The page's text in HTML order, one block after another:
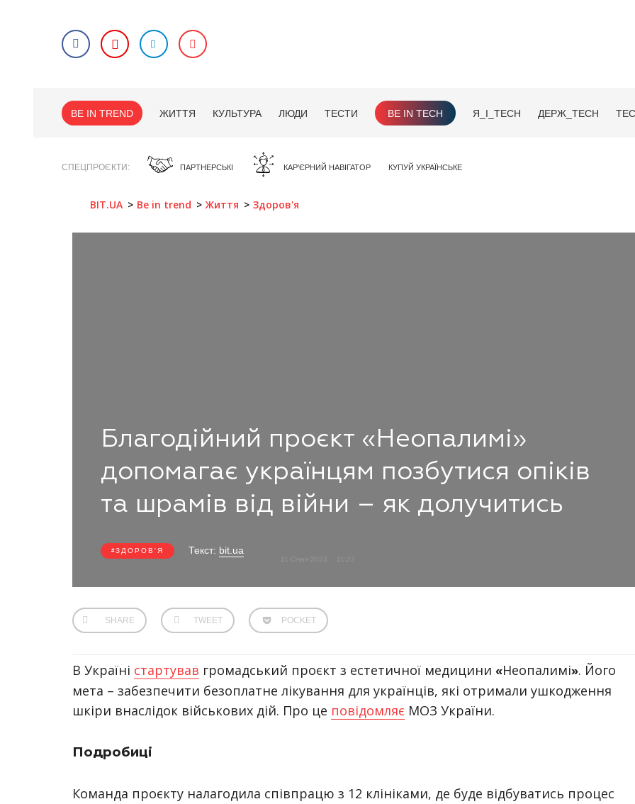
BE IN TREND ЖИТТЯ КУЛЬТУРА ЛЮДИ ТЕСТИ BE IN TECH Я_І_TECH ДЕРЖ_TECH
СПЕЦПРОЄКТИ ПАРТНЕРСЬКІ КАР'ЄРНИЙ НАВІГАТОР КУПУЙ УКРАЇНСЬКЕ
BIT.UA Be in trend Життя Здоров'я
Благодійний проєкт «Неопалимі»
допомагає українцям позбутися опіків
та шрамів від війни – як долучитись
ЗДОРОВ'Я Текст: bit.ua
SHARE TWEET POCKET
В Україні стартував громадський проєкт з естетичної медицини «Неопалимі». Його
мета – забезпечити безоплатне лікування для українців, які отримали ушкодження
шкіри внаслідок військових дій. Про це повідомляє МОЗ України.
Подробиці
Команда проєкту налагодила співпрацю з 12 клініками, де буде відбуватись процес